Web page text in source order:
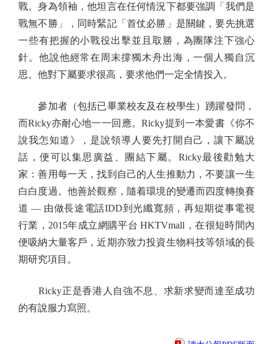
戰。身為領袖，他坦言在任何情況下都要強調「我們是
戰無不勝」，同時緊記「首仗必勝」是關鍵，要先挑選
一些有把握的小戰役出擊並且取勝，為團隊注下強心
針。他說他經常在周末撐獨木舟出海，一個人獨自沉
思。他對下屬要求很高，要求他們一定全情投入。
參加者（包括已畢業校友及在校學生）踴躍發問，
而Ricky亦耐心地一一回應。Ricky提到一本愛書《你不
說我怎知道》，是說領導人要先打開自己，讓下屬說
話，便可以集思廣益、團結下屬。Ricky最後勸勉大
家：善用每一天，找到自己的人生推動力，不要讓一生
白白度過。他善於觀察，隨着環境的變遷而四度轉換賽
道 — 由做長途電話IDD到光纖寬頻，再短期從事電視
行業，2015年成立網購平台 HKTVmall，在很短時間內
便吸納大量客戶，近期亦致力投資生物科技等領域的長
期研究項目。
Ricky正是香港人自強不息、求新求變而達至成功
的有說服力寫照。